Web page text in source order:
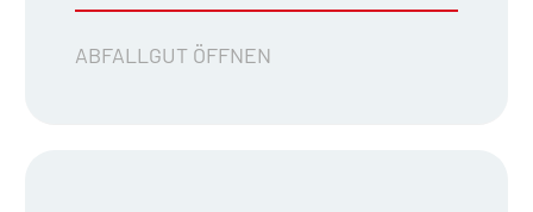
ABFALLGUT ÖFFNEN